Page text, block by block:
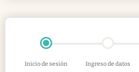
Inicio de sesión Ingreso de datos